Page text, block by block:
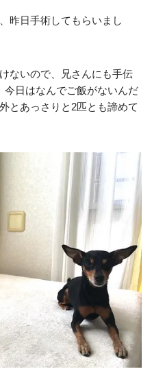
昨日手術してもらいまし
ないので、兄さんにも手伝
今日はなんでご飯がないんだ
とあっさりと2匹とも諦めて